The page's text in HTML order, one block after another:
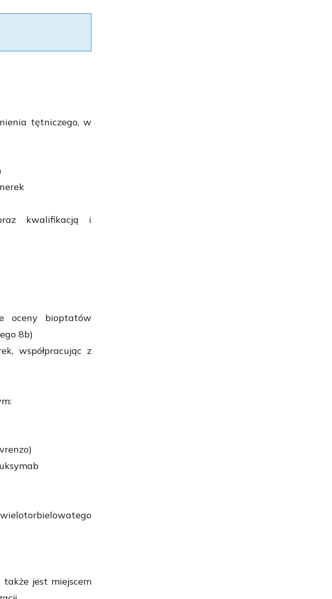
tętniczego, w
kwalifikacją i
oceny bioptatów
8b)
współpracując z
jest miejscem